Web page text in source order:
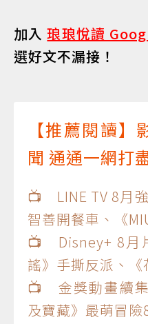
加入琅琅悅讀
選好文不漏接！
【推薦閱讀】
聞 通通一網打
📺 LINE TV 8月
智善開餐車、《
📺 Disney+ 8月
謠》手撕反派、
📺 金獎動畫續
及寶藏》最萌冒